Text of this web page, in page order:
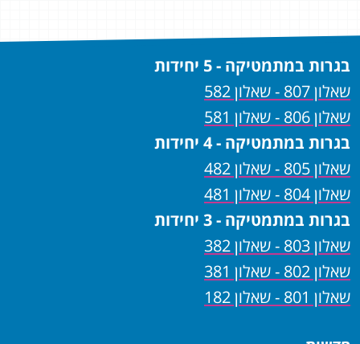
בגרות במתמטיקה - 5 יחידות
שאלון 807 - שאלון 582
שאלון 806 - שאלון 581
בגרות במתמטיקה - 4 יחידות
שאלון 805 - שאלון 482
שאלון 804 - שאלון 481
בגרות במתמטיקה - 3 יחידות
שאלון 803 - שאלון 382
שאלון 802 - שאלון 381
שאלון 801 - שאלון 182